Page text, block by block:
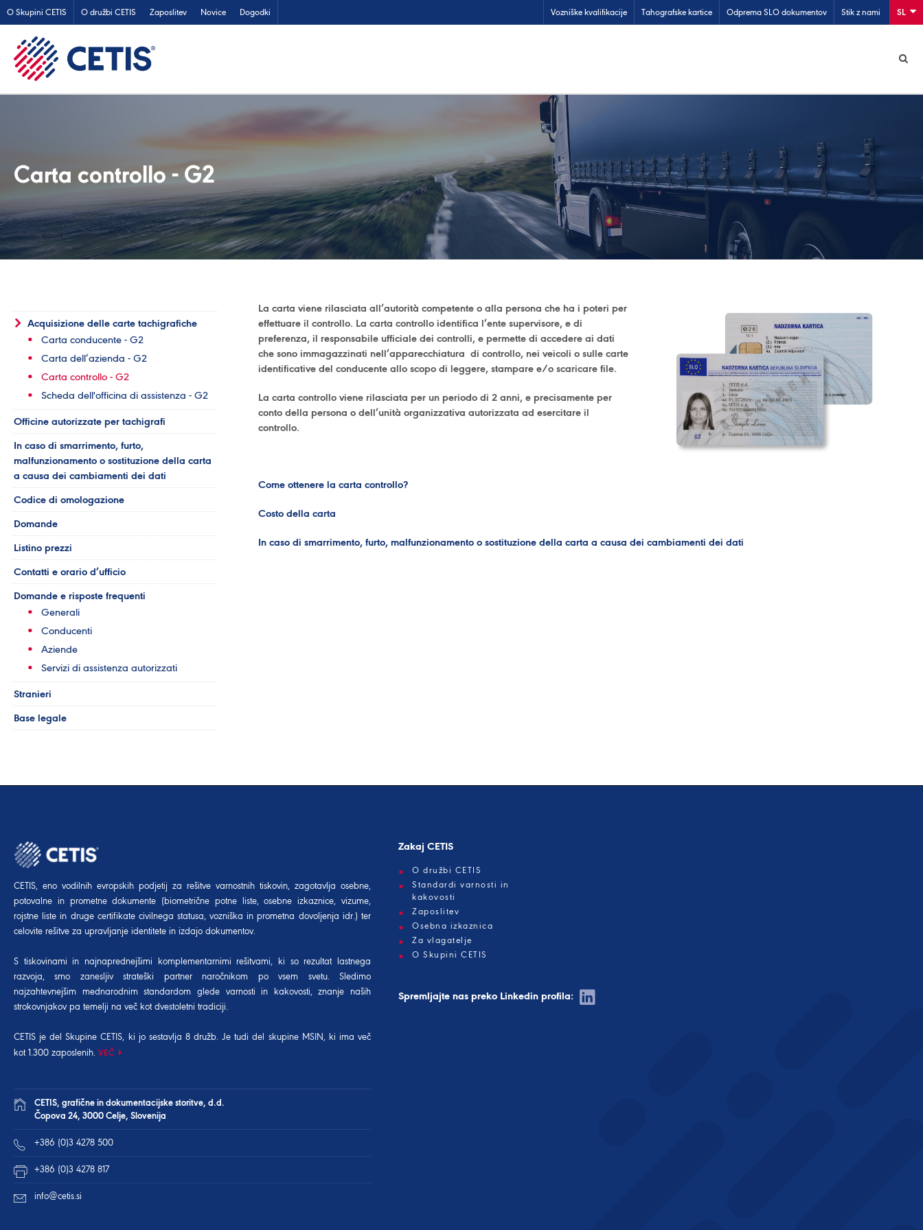
O Skupini CETIS O družbi CETIS Zaposlitev Novice Dogodki Vozniške kvalifikacije Tahografske kartice Odprema SLO dokumentov Stik z nami SL
Carta controllo - G2
Acquisizione delle carte tachigrafiche
Carta conducente - G2
Carta dell’azienda - G2
Carta controllo - G2
Scheda dell'officina di assistenza - G2
Officine autorizzate per tachigrafi
In caso di smarrimento, furto,
malfunzionamento o sostituzione della carta
a causa dei cambiamenti dei dati
Codice di omologazione
Domande
Listino prezzi
Contatti e orario d’ufficio
Domande e risposte frequenti
Generali
Conducenti
Aziende
Servizi di assistenza autorizzati
Stranieri
Base legale
La carta viene rilasciata all’autorità competente o alla persona che ha i poteri per
effettuare il controllo. La carta controllo identifica l’ente supervisore, e di
preferenza, il responsabile ufficiale dei controlli, e permette di accedere ai dati
che sono immagazzinati nell’apparecchiatura di controllo, nei veicoli o sulle carte
identificative del conducente allo scopo di leggere, stampare e/o scaricare file.
La carta controllo viene rilasciata per un periodo di 2 anni, e precisamente per
conto della persona o dell’unità organizzativa autorizzata ad esercitare il
controllo.
Come ottenere la carta controllo?
Costo della carta
In caso di smarrimento, furto, malfunzionamento o sostituzione della carta a causa dei cambiamenti dei dati
CETIS, eno vodilnih evropskih podjetij za rešitve varnostnih tiskovin, zagotavlja osebne,
potovalne in prometne dokumente (biometrične potne liste, osebne izkaznice, vizume,
rojstne liste in druge certifikate civilnega statusa, vozniška in prometna dovoljenja idr.) ter
celovite rešitve za upravljanje identitete in izdajo dokumentov.
S tiskovinami in najnaprednejšimi komplementarnimi rešitvami, ki so rezultat lastnega
razvoja, smo zanesljiv strateški partner naročnikom po vsem svetu. Sledimo
najzahtevnejšim mednarodnim standardom glede varnosti in kakovosti, znanje naših
strokovnjakov pa temelji na več kot dvestoletni tradiciji.
CETIS je del Skupine CETIS, ki jo sestavlja 8 družb. Je tudi del skupine MSIN , ki ima več
kot 1.300 zaposlenih. VEČ
CETIS, grafične in dokumentacijske storitve, d.d.
Čopova 24, 3000 Celje, Slovenija
+386 (0)3 4278 500
+386 (0)3 4278 817
info@cetis.si
Zakaj CETIS
O družbi CETIS
Standardi varnosti in
kakovosti
Zaposlitev
Osebna izkaznica
Za vlagatelje
O Skupini CETIS
Spremljajte nas preko Linkedin profila: